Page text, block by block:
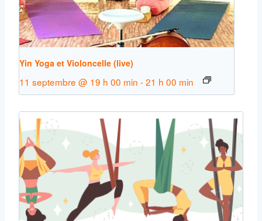
Yin Yoga et Violoncelle (live)
11 septembre @ 19 h 00 min -21 h 00 min